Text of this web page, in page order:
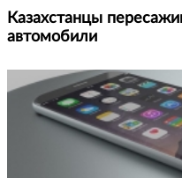
Казахстанцы
автомобили